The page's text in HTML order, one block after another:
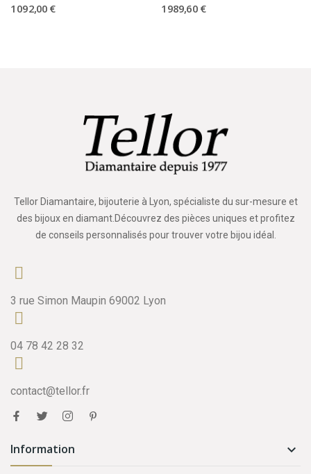
1 092,00 € 1 989,60 €
Tellor Diamantaire, bijouterie à Lyon, spécialiste du sur-mesure et
des bijoux en diamant.Découvrez des pièces uniques et profitez
de conseils personnalisés pour trouver votre bijou idéal.
3 rue Simon Maupin 69002 Lyon
04 78 42 28 32
contact@tellor.fr
Information 